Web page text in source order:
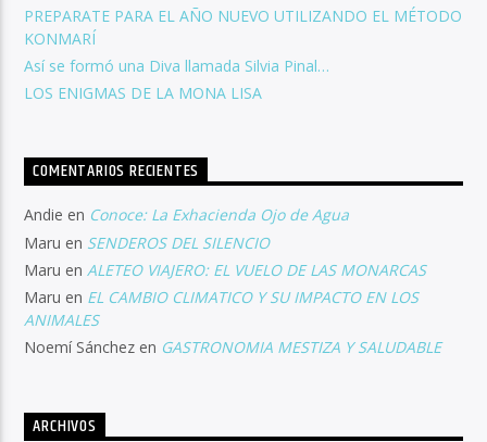
PREPARATE PARA EL AÑO NUEVO UTILIZANDO EL MÉTODO
KONMARÍ
Así se formó una Diva llamada Silvia Pinal…
LOS ENIGMAS DE LA MONA LISA
COMENTARIOS RECIENTES
Andie en Conoce: La Exhacienda Ojo de Agua
Maru en SENDEROS DEL SILENCIO
Maru en ALETEO VIAJERO: EL VUELO DE LAS MONARCAS
Maru en EL CAMBIO CLIMATICO Y SU IMPACTO EN LOS
ANIMALES
Noemí Sánchez en GASTRONOMIA MESTIZA Y SALUDABLE
ARCHIVOS